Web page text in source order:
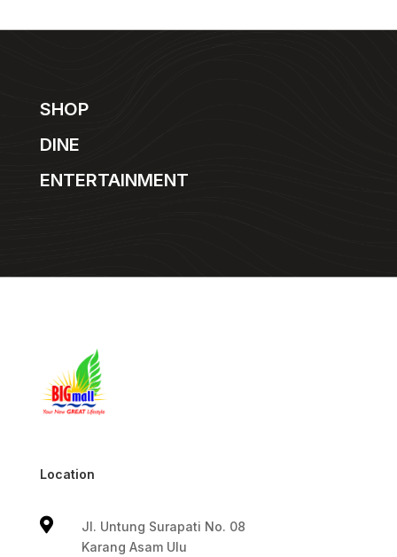
SHOP
DINE
ENTERTAINMENT
Location

Jl. Untung Surapati No. 08
Karang Asam Ulu